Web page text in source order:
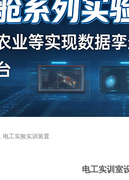
电工实验实训装置
电工实训室